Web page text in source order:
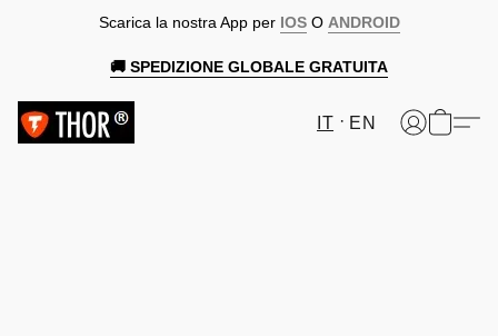
Scarica la nostra App per IOSO ANDROID
🚚 SPEDIZIONE GLOBALE GRATUITA
IT EN